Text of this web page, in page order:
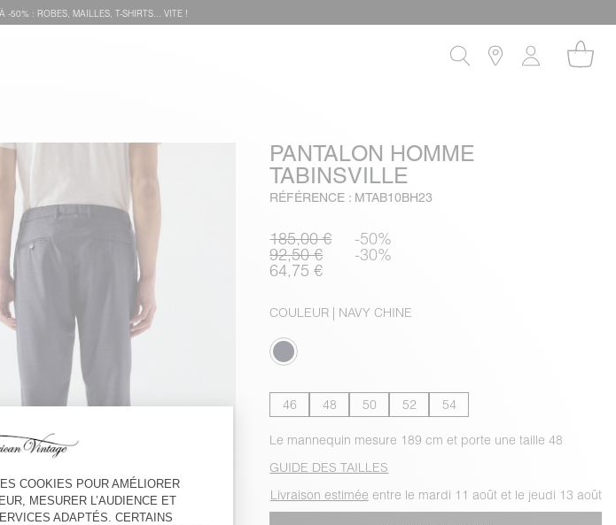
-50% : ROBES, MAILLES, T-SHIRTS... VITE !
PANTALON HOMME
TABINSVILLE
RÉFÉRENCE : MTAB10BH23
185,00 € -50%
92,50 € -30%
64,75 €
COULEUR | NAVY CHINE
46 48 50 52 54
Le mannequin mesure 189 cm et porte une taille 48
GUIDE DES TAILLES
Livraison estimée entre le mardi 11 août et le jeudi 13 août